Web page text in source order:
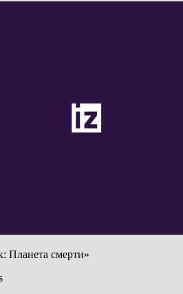
Планета смерти»